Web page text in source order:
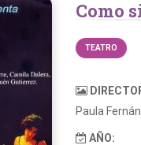
TEATRO
Paula
AÑO: